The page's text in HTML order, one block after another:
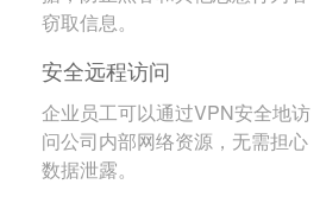
窃取信息。
安全远程访问
企业员工可以通过VPN安全地访
问公司内部网络资源，无需担心
数据泄露。